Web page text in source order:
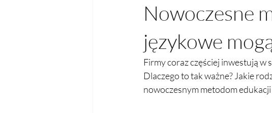
Nowoczesne
językowe
Firmy coraz częściej inwestują w
Dlaczego to tak ważne? Jakie
nowoczesnym metodom